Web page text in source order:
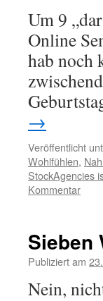
Um 9
Online
hab noch
→
Veröffentlicht
Wohlfühlen,
StockAgencies
Kommentar
Sieben
Publiziert am
Nein,